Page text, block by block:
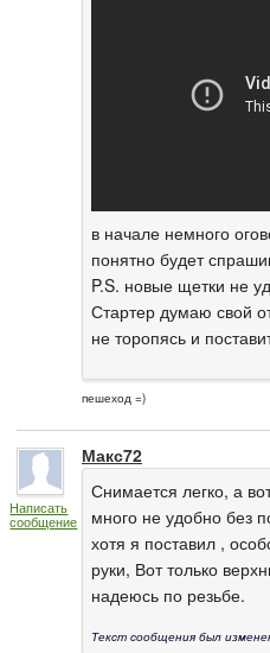
в начале немного
понятно будет
P.S. новые щетки не
Стартер думаю свой
не торопясь и
пешеход =)
Написать
сообщение
Макс72
Снимается легко, а
много не удобно без
хотя я поставил ,
руки, Вот только
надеюсь по резьбе.
Текст сообщения был